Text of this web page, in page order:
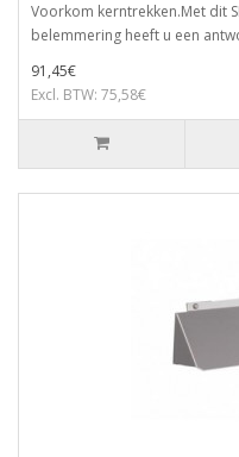
Voorkom kerntrekken.Met dit
belemmering heeft u een
91,45€
Excl. BTW: 75,58€